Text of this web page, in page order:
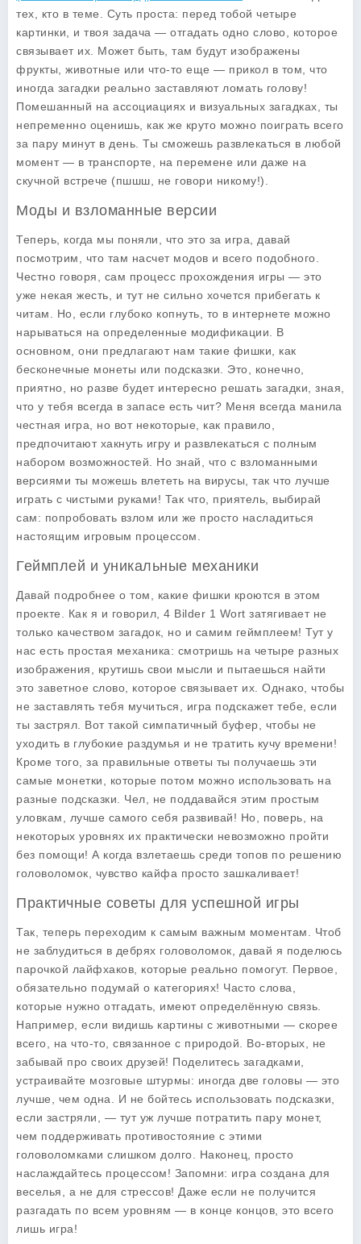
тех, кто в теме. Суть проста: перед тобой четыре
картинки, и твоя задача — отгадать одно слово, которое
связывает их. Может быть, там будут изображены
фрукты, животные или что-то еще — прикол в том, что
иногда загадки реально заставляют ломать голову!
Помешанный на ассоциациях и визуальных загадках, ты
непременно оценишь, как же круто можно поиграть всего
за пару минут в день. Ты сможешь развлекаться в любой
момент — в транспорте, на перемене или даже на
скучной встрече (пшшш, не говори никому!).
Моды и взломанные версии
Теперь, когда мы поняли, что это за игра, давай
посмотрим, что там насчет модов и всего подобного.
Честно говоря, сам процесс прохождения игры — это
уже некая жесть, и тут не сильно хочется прибегать к
читам. Но, если глубоко копнуть, то в интернете можно
нарываться на определенные модификации. В
основном, они предлагают нам такие фишки, как
бесконечные монеты или подсказки. Это, конечно,
приятно, но разве будет интересно решать загадки, зная,
что у тебя всегда в запасе есть чит? Меня всегда манила
честная игра, но вот некоторые, как правило,
предпочитают хакнуть игру и развлекаться с полным
набором возможностей. Но знай, что с взломанными
версиями ты можешь влететь на вирусы, так что лучше
играть с чистыми руками! Так что, приятель, выбирай
сам: попробовать взлом или же просто насладиться
настоящим игровым процессом.
Геймплей и уникальные механики
Давай подробнее о том, какие фишки кроются в этом
проекте. Как я и говорил, 4 Bilder 1 Wort затягивает не
только качеством загадок, но и самим геймплеем! Тут у
нас есть простая механика: смотришь на четыре разных
изображения, крутишь свои мысли и пытаешься найти
это заветное слово, которое связывает их. Однако, чтобы
не заставлять тебя мучиться, игра подскажет тебе, если
ты застрял. Вот такой симпатичный буфер, чтобы не
уходить в глубокие раздумья и не тратить кучу времени!
Кроме того, за правильные ответы ты получаешь эти
самые монетки, которые потом можно использовать на
разные подсказки. Чел, не поддавайся этим простым
уловкам, лучше самого себя развивай! Но, поверь, на
некоторых уровнях их практически невозможно пройти
без помощи! А когда взлетаешь среди топов по решению
головоломок, чувство кайфа просто зашкаливает!
Практичные советы для успешной игры
Так, теперь переходим к самым важным моментам. Чтоб
не заблудиться в дебрях головоломок, давай я поделюсь
парочкой лайфхаков, которые реально помогут. Первое,
обязательно подумай о категориях! Часто слова,
которые нужно отгадать, имеют определённую связь.
Например, если видишь картины с животными — скорее
всего, на что-то, связанное с природой. Во-вторых, не
забывай про своих друзей! Поделитесь загадками,
устраивайте мозговые штурмы: иногда две головы — это
лучше, чем одна. И не бойтесь использовать подсказки,
если застряли, — тут уж лучше потратить пару монет,
чем поддерживать противостояние с этими
головоломками слишком долго. Наконец, просто
наслаждайтесь процессом! Запомни: игра создана для
веселья, а не для стрессов! Даже если не получится
разгадать по всем уровням — в конце концов, это всего
лишь игра!